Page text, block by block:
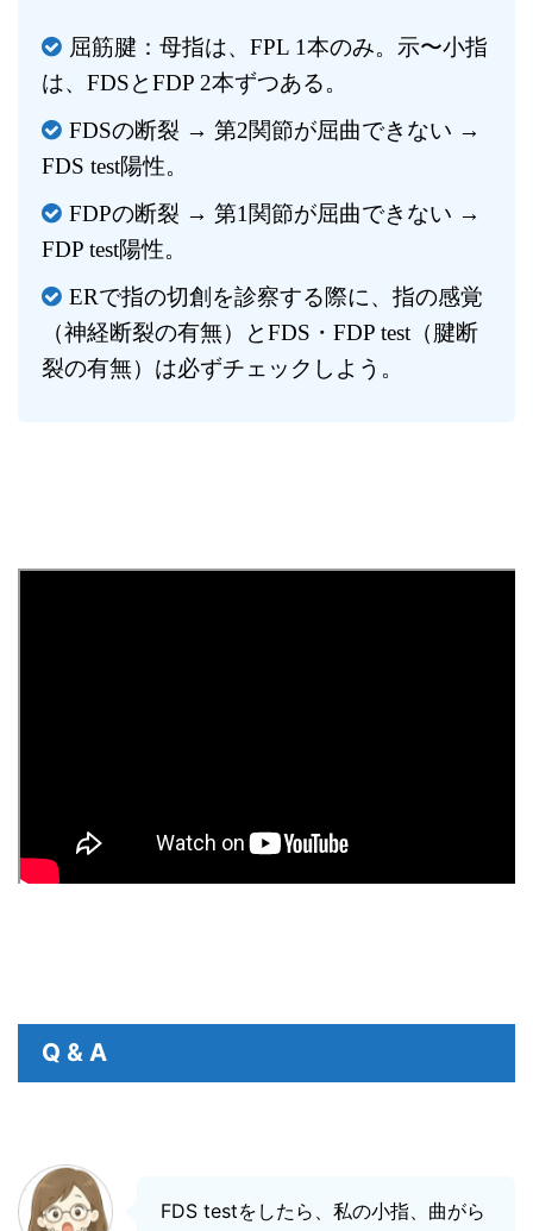
屈筋腱：母指は、FPL 1本のみ。示〜小指
は、FDSとFDP 2本ずつある。
FDSの断裂 → 第2関節が屈曲できない →
FDS test陽性。
FDPの断裂 → 第1関節が屈曲できない →
FDP test陽性。
ERで指の切創を診察する際に、指の感覚
（神経断裂の有無）とFDS・FDP test（腱断
裂の有無）は必ずチェックしよう。
Q & A
FDS testをしたら、私の小指、曲がら